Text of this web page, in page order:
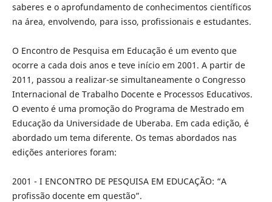
saberes e o aprofundamento de conhecimentos científicos
na área, envolvendo, para isso, profissionais e estudantes.
O Encontro de Pesquisa em Educação é um evento que
ocorre a cada dois anos e teve início em 2001. A partir de
2011, passou a realizar-se simultaneamente o Congresso
Internacional de Trabalho Docente e Processos Educativos.
O evento é uma promoção do Programa de Mestrado em
Educação da Universidade de Uberaba. Em cada edição, é
abordado um tema diferente. Os temas abordados nas
edições anteriores foram:
2001 - I ENCONTRO DE PESQUISA EM EDUCAÇÃO: “A
profissão docente em questão”.